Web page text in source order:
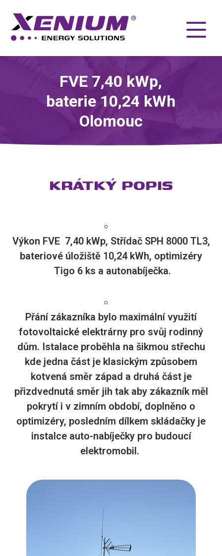
FVE 7,40 kWp,
baterie 10,24 kWh
Olomouc
KRÁTKÝ POPIS
Výkon FVE 7,40 kWp, Střídač SPH 8000 TL3,
bateriové úložiště 10,24 kWh, optimizéry
Tigo 6 ks a autonabíječka.
Přání zákazníka bylo maximální využití
fotovoltaické elektrárny pro svůj rodinný
dům. Istalace proběhla na šikmou střechu
kde jedna část je klasickým způsobem
kotvená směr západ a druhá část je
přizdvednutá směr jih tak aby zákazník měl
pokrytí i v zimním období, doplněno o
optimizéry, posledním dílkem skládačky je
instalce auto-nabíječky pro budoucí
elektromobil.